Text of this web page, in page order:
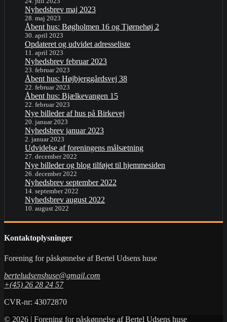
Nyhedsbrev maj 2023
28. maj 2023
Åbent hus: Bøgholmen 16 og Tjørnehøj 2
30. april 2023
Opdateret og udvidet adresseliste
11. april 2023
Nyhedsbrev februar 2023
23. februar 2023
Åbent hus: Højbjerggårdsvej 38
22. februar 2023
Åbent hus: Bjælkevangen 15
22. februar 2023
Nye billeder af hus på Birkevej
20. januar 2023
Nyhedsbrev januar 2023
2. januar 2023
Udvidelse af foreningens målsætning
27. december 2022
Nye billeder og blog tilføjet til hjemmesiden
26. december 2022
Nyhedsbrev september 2022
14. september 2022
Nyhedsbrev august 2022
10. august 2022
Kontaktoplysninger
Forening for påskønnelse af Bertel Udsens huse
berteludsenshuse@gmail.com
+(45) 26 28 24 57
CVR-nr: 43072870
© 2026 | Forening for påskønnelse af Bertel Udsens huse